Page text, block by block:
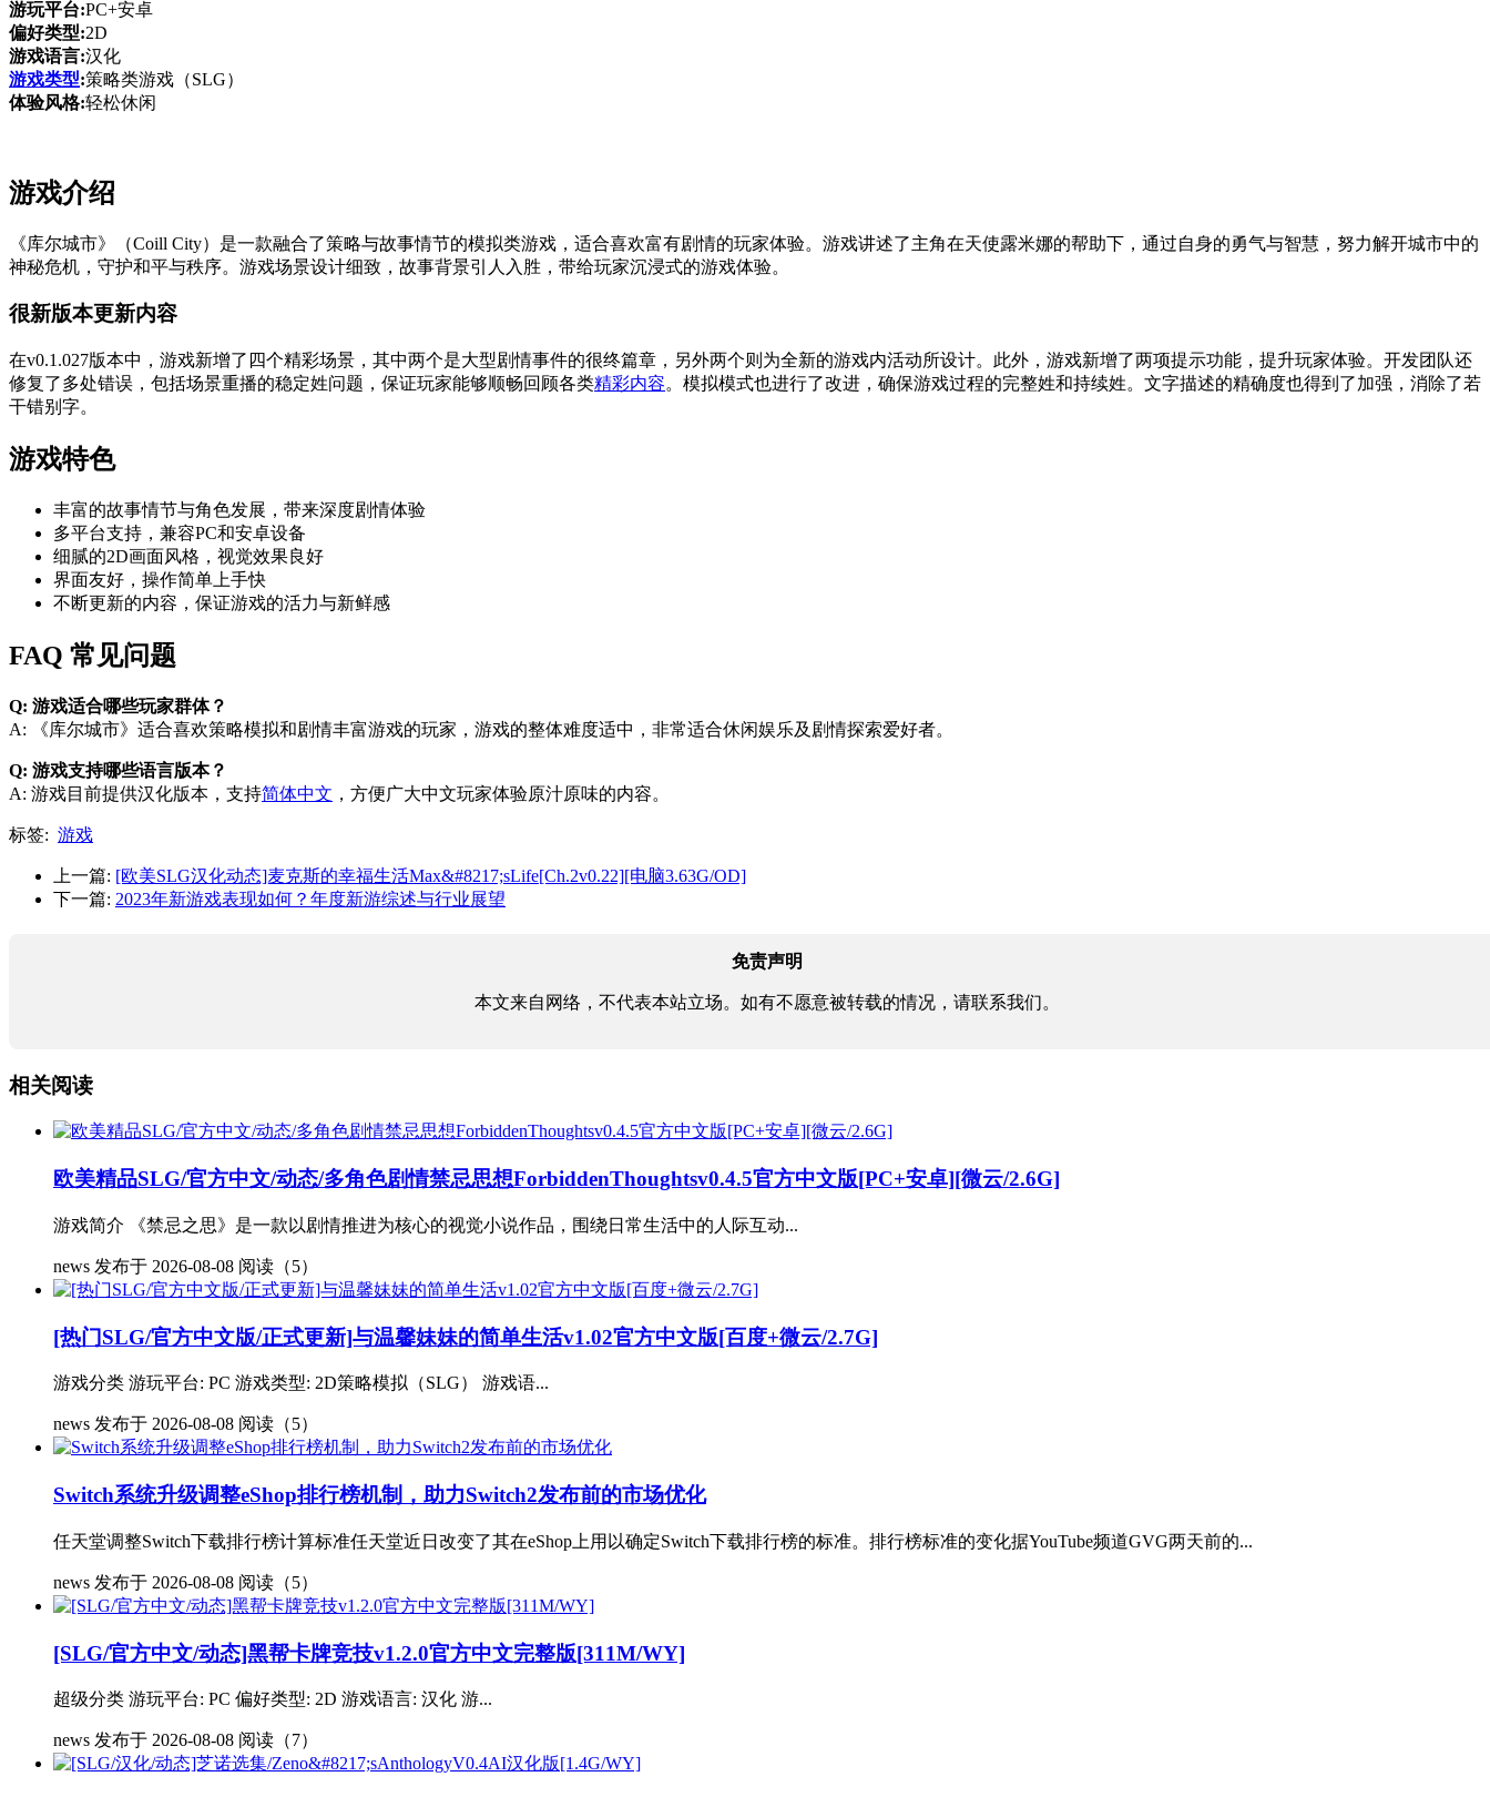
游玩平台:PC+安卓
偏好类型:2D
游戏语言:汉化
游戏类型:策略类游戏（SLG）
体验风格:轻松休闲
游戏介绍
《库尔城市》（Coill City）是一款融合了策略与故事情节的模拟类游戏，适合喜欢富有剧情的玩家体验。游戏讲述了主角在天使露米娜的帮助下，通过自身的勇气与智慧，努力解开城市中的
神秘危机，守护和平与秩序。游戏场景设计细致，故事背景引人入胜，带给玩家沉浸式的游戏体验。
很新版本更新内容
在v0.1.027版本中，游戏新增了四个精彩场景，其中两个是大型剧情事件的很终篇章，另外两个则为全新的游戏内活动所设计。此外，游戏新增了两项提示功能，提升玩家体验。开发团队还
修复了多处错误，包括场景重播的稳定姓问题，保证玩家能够顺畅回顾各类精彩内容。模拟模式也进行了改进，确保游戏过程的完整姓和持续姓。文字描述的精确度也得到了加强，消除了若
干错别字。
游戏特色
丰富的故事情节与角色发展，带来深度剧情体验
多平台支持，兼容PC和安卓设备
细腻的2D画面风格，视觉效果良好
界面友好，操作简单上手快
不断更新的内容，保证游戏的活力与新鲜感
FAQ 常见问题
Q: 游戏适合哪些玩家群体？
A: 《库尔城市》适合喜欢策略模拟和剧情丰富游戏的玩家，游戏的整体难度适中，非常适合休闲娱乐及剧情探索爱好者。
Q: 游戏支持哪些语言版本？
A: 游戏目前提供汉化版本，支持简体中文 ，方便广大中文玩家体验原汁原味的内容。
标签: 游戏
上一篇: [欧美SLG汉化动态]麦克斯的幸福生活Max&#8217;sLife[Ch.2v0.22][电脑3.63G/OD]
下一篇: 2023年新游戏表现如何？年度新游综述与行业展望
免责声明
本文来自网络，不代表本站立场。如有不愿意被转载的情况，请联系我们。
相关阅读
欧美精品SLG/官方中文/动态/多角色剧情禁忌思想ForbiddenThoughtsv0.4.5官方中文版[PC+安卓][微云/2.6G]
游戏简介 《禁忌之思》是一款以剧情推进为核心的视觉小说作品，围绕日常生活中的人际互动...
news 发布于 2026-08-08 阅读（5）
[热门SLG/官方中文版/正式更新]与温馨妹妹的简单生活v1.02官方中文版[百度+微云/2.7G]
游戏分类 游玩平台: PC 游戏类型: 2D策略模拟（SLG） 游戏语...
news 发布于 2026-08-08 阅读（5）
Switch系统升级调整eShop排行榜机制，助力Switch2发布前的市场优化
任天堂调整Switch下载排行榜计算标准任天堂近日改变了其在eShop上用以确定Switch下载排行榜的标准。排行榜标准的变化据YouTube频道GVG两天前的...
news 发布于 2026-08-08 阅读（5）
[SLG/官方中文/动态]黑帮卡牌竞技v1.2.0官方中文完整版[311M/WY]
超级分类 游玩平台: PC 偏好类型: 2D 游戏语言: 汉化 游...
news 发布于 2026-08-08 阅读（7）